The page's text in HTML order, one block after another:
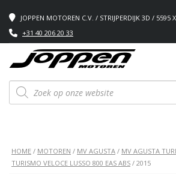
JOPPEN MOTOREN C.V. / STRIJPERDIJK 3D / 5595
+31 40 206 20 33
Producten
zoeken
HOME / MOTOREN / MV AGUSTA / MV AGUSTA
TURISMO VELOCE LUSSO 800 EAS ABS / 2015